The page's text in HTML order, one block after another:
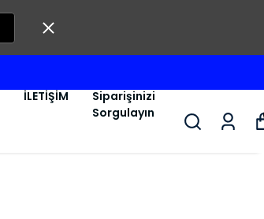
İLETİŞİM
Siparişinizi
Sorgulayın